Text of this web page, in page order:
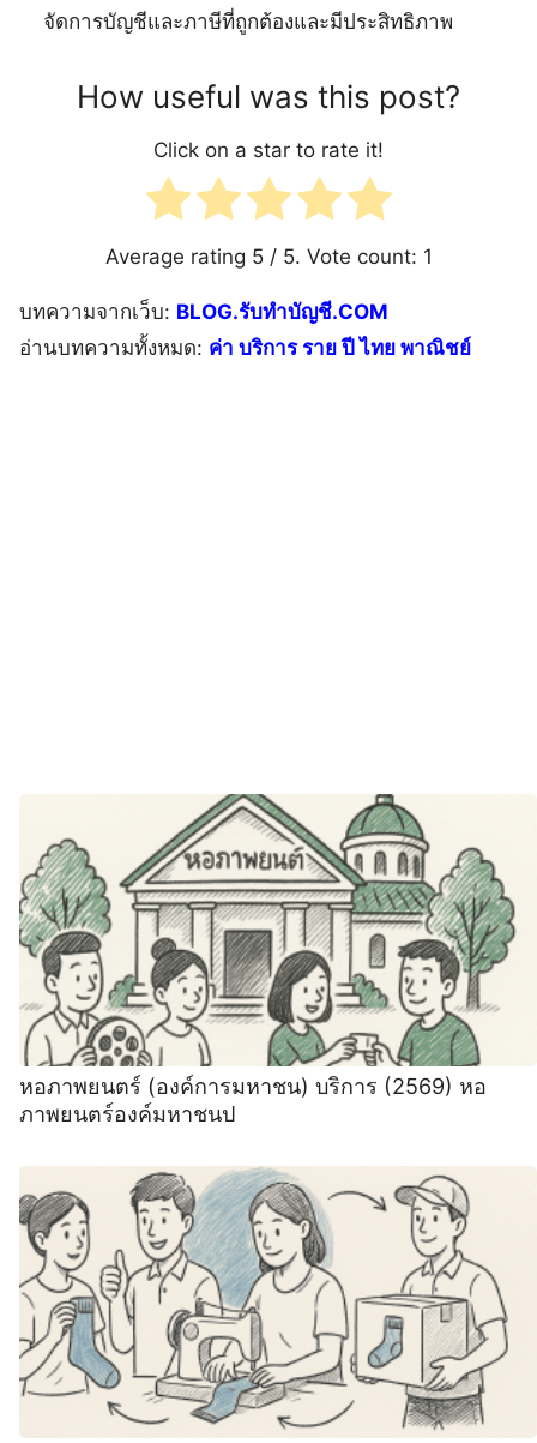
จัดการบัญชีและภาษีที่ถูกต้องและมีประสิทธิภาพ
How useful was this post?
Click on a star to rate it!
Average rating 5/ 5. Vote count: 1
บทความจากเว็บ: BLOG.รับทำบัญชี.COM
อ่านบทความทั้งหมด: ค่า บริการ ราย ปี ไทย พาณิชย์
หอภาพยนตร์ (องค์การมหาชน) บริการ (2569) หอ
ภาพยนตร์องค์มหาชนป